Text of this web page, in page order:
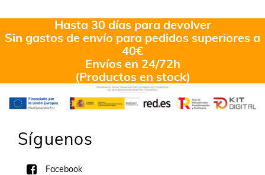
Hasta 30 días para devolver
Sin gastos de envío para pedidos superiores a
40€
Envíos en 24/72h
(Productos en stock)
Síguenos
Facebook